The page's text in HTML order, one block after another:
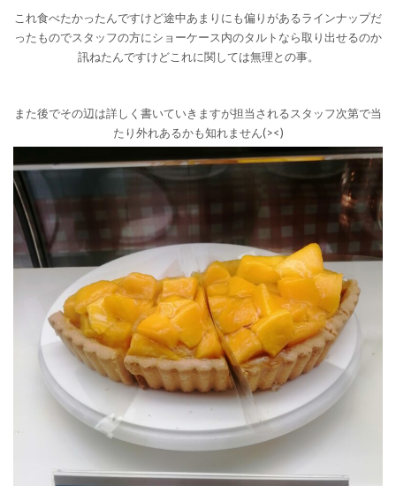
これ食べたかったんですけど途中あまりにも偏りがあるラインナップだ
ったものでスタッフの方にショーケース内のタルトなら取り出せるのか
訊ねたんですけどこれに関しては無理との事。
また後でその辺は詳しく書いていきますが担当されるスタッフ次第で当
たり外れあるかも知れません(><)